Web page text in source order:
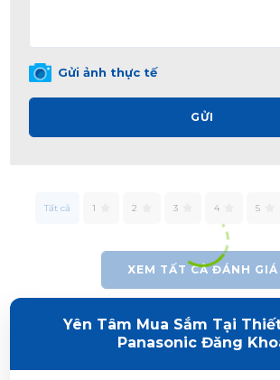
Gửi ảnh thực tế
GỬI
Tất cả 1 2 3 4 5
XEM TẤT CẢ ĐÁNH GIÁ
Yên Tâm Mua Sắm Tại
Panasonic Đăng